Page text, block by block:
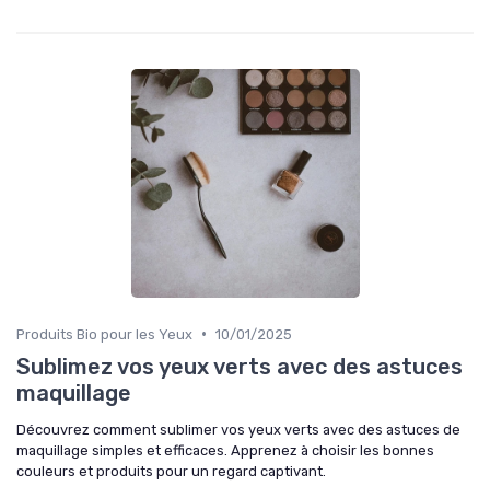
Produits Bio pour les Yeux • 10/01/2025
Sublimez vos yeux verts avec des astuces
maquillage
Découvrez comment sublimer vos yeux verts avec des astuces de
maquillage simples et efficaces. Apprenez à choisir les bonnes
couleurs et produits pour un regard captivant.